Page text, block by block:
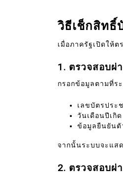
วิธีเช็กสิทธิ์
เมื่อภาครัฐเปิดให้
1. ตรวจสอบผ่
กรอกข้อมูลตามที่ร
เลขบัตรประ
วันเดือนปีเกิด
ข้อมูลยืนยันตั
จากนั้นระบบจะแส
2. ตรวจสอบผ่